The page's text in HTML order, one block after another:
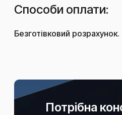
Способи оплати:
Безготівковий розрахунок.
Потрібна